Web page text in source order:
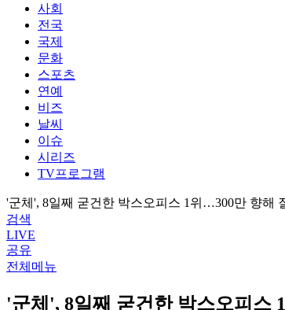
사회
전국
국제
문화
스포츠
연예
비즈
날씨
이슈
시리즈
TV프로그램
'군체', 8일째 굳건한 박스오피스 1위…300만 향해
검색
LIVE
공유
전체메뉴
'군체', 8일째 굳건한 박스오피스